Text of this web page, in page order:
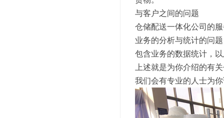
与客户之间的问题
仓储配送一体化公司的
业务的分析与统计的问题
包含业务的数据统计，
上述就是为你介绍的有
我们会有专业的人士为